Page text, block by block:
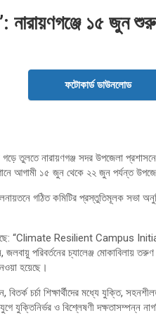
নারায়ণগঞ্জে ১৫
ফটোকার্ড ডাউনলোড
গড়ে তুলতে নারায়ণগঞ্জ সদর উপজেলা
আগামী ১৫ জুন থেকে ২২ জুন পর্যন্ত
গঠিত কমিটির প্রস্তুতিমূলক সভা
হয়েছে: “Climate Resilient
চ্যালেঞ্জ মোকাবিলায় তরুণ
হয়েছে।
চর্চা শিক্ষার্থীদের মধ্যে যুক্তি,
যুক্তিনির্ভর ও বিশ্লেষণী দক্ষতাসম্পন্ন